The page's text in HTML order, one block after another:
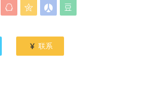
   
 联系